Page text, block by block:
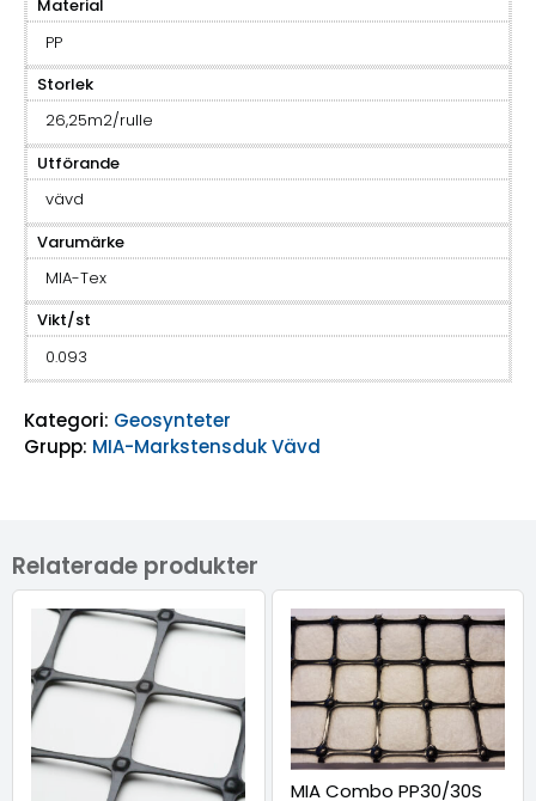
Material
PP
Storlek
26,25m2/rulle
Utförande
vävd
Varumärke
MIA-Tex
Vikt/st
0.093
Kategori: Geosynteter
Grupp: MIA-Markstensduk Vävd
Relaterade produkter
MIA Combo PP30/30S